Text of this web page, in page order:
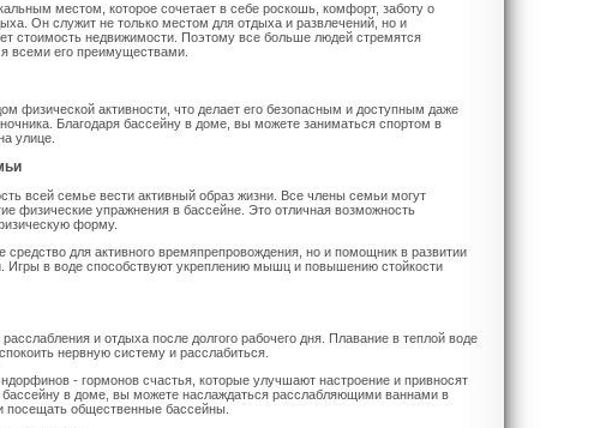
местом, которое сочетает в себе роскошь, комфорт, заботу о
Он служит не только местом для отдыха и развлечений, но и
стоимость недвижимости. Поэтому все больше людей стремятся
всеми его преимуществами.
физической активности, что делает его безопасным и доступным даже
Благодаря бассейну в доме, вы можете заниматься спортом в
улице.
всей семье вести активный образ жизни. Все члены семьи могут
физические упражнения в бассейне. Это отличная возможность
форму.
средство для активного времяпрепровождения, но и помощник в развитии
Игры в воде способствуют укреплению мышц и повышению стойкости
и отдыха после долгого рабочего дня. Плавание в теплой воде
нервную систему и расслабиться.
- гормонов счастья, которые улучшают настроение и привносят
бассейну в доме, вы можете наслаждаться расслабляющими ваннами в
посещать общественные бассейны.